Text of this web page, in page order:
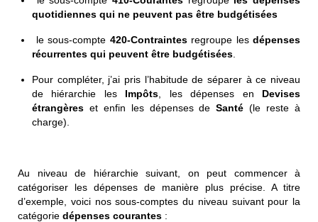
quotidiennes qui ne peuvent pas être budgétisées
le sous-compte 420-Contraintes regroupe les dépenses
récurrentes qui peuvent être budgétisées
Pour compléter, j’ai pris l’habitude de séparer à ce niveau
de hiérarchie les Impôts , les dépenses en Devises
étrangères et enfin les dépenses deSanté (le reste à
charge).
Au niveau de hiérarchie suivant, on peut commencer à
catégoriser les dépenses de manière plus précise. A titre
d’exemple, voici nos sous-comptes du niveau suivant pour la
catégorie dépenses courantes :